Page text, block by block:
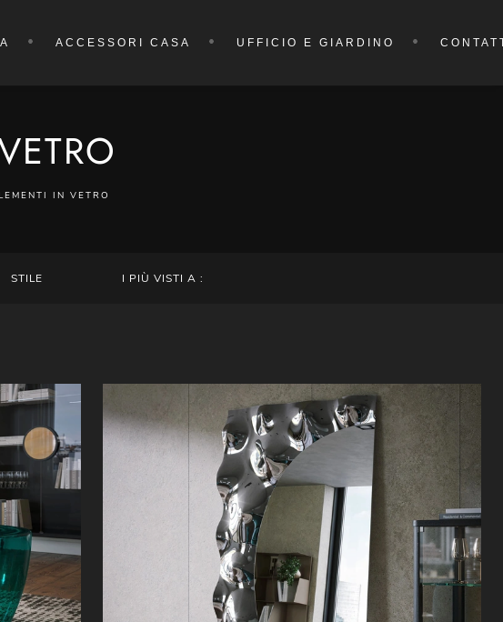
ACCESSORI CASA UFFICIO E GIARDINO
IN VETRO
STILE I PIÙ VISTI A :